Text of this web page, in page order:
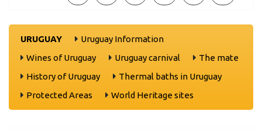
URUGUAY
Uruguay Information
Wines of Uruguay
Uruguay carnival
The mate
History of Uruguay
Thermal baths in Uruguay
Protected Areas
World Heritage sites